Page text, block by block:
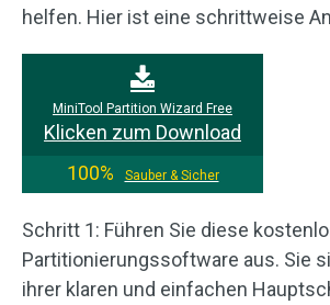
helfen. Hier ist eine schrittweise
MiniTool Partition Wizard Free
Klicken zum Download
100%
Sauber & Sicher
Schritt 1: Führen Sie diese
Partitionierungssoftware aus. Sie
ihrer klaren und einfachen